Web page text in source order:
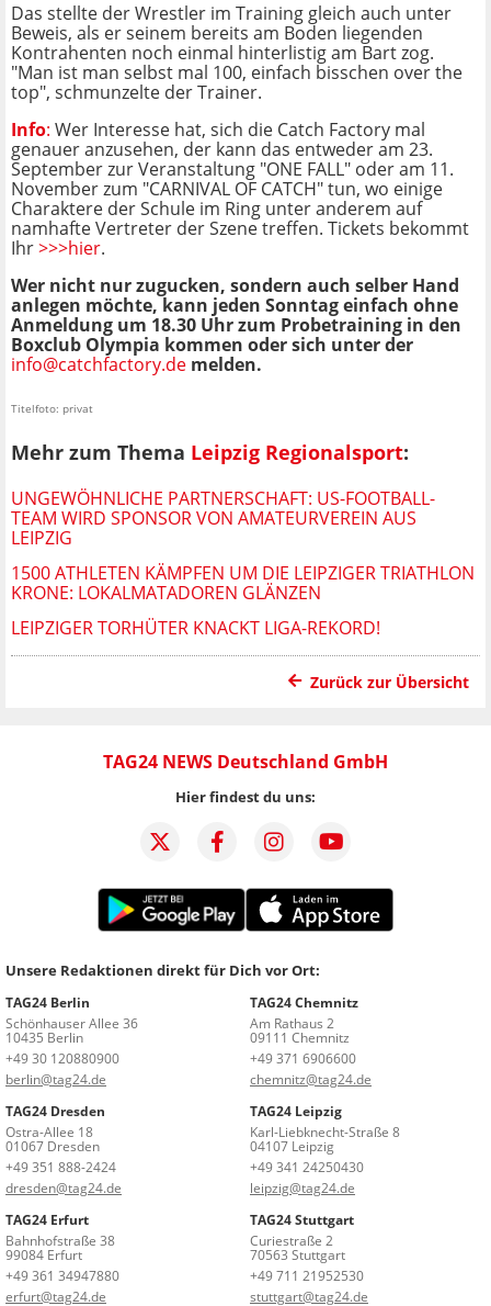
Das stellte der Wrestler im Training gleich auch unter
Beweis, als er seinem bereits am Boden liegenden
Kontrahenten noch einmal hinterlistig am Bart zog.
"Man ist man selbst mal 100, einfach bisschen over the
top", schmunzelte der Trainer.
Info: Wer Interesse hat, sich die Catch Factory mal
genauer anzusehen, der kann das entweder am 23.
September zur Veranstaltung "ONE FALL" oder am 11.
November zum "CARNIVAL OF CATCH" tun, wo einige
Charaktere der Schule im Ring unter anderem auf
namhafte Vertreter der Szene treffen. Tickets bekommt
Ihr>>>hier.
Wer nicht nur zugucken, sondern auch selber Hand
anlegen möchte, kann jeden Sonntag einfach ohne
Anmeldung um 18.30 Uhr zum Probetraining in den
Boxclub Olympia kommen oder sich unter der
info@catchfactory.de melden.
Titelfoto: privat
Mehr zum Thema Leipzig Regionalsport:
UNGEWÖHNLICHE PARTNERSCHAFT: US-FOOTBALL-
TEAM WIRD SPONSOR VON AMATEURVEREIN AUS
LEIPZIG
1500 ATHLETEN KÄMPFEN UM DIE LEIPZIGER TRIATHLON
KRONE: LOKALMATADOREN GLÄNZEN
LEIPZIGER TORHÜTER KNACKT LIGA-REKORD!
Zurück zur Übersicht
TAG24 NEWS Deutschland GmbH
Hier findest du uns:
Unsere Redaktionen direkt für Dich vor Ort:
TAG24 Berlin
Schönhauser Allee 36
10435 Berlin
+49 30 120880900
berlin@tag24.de
TAG24 Chemnitz
Am Rathaus 2
09111 Chemnitz
+49 371 6906600
chemnitz@tag24.de
TAG24 Dresden
Ostra-Allee 18
01067 Dresden
+49 351 888-2424
dresden@tag24.de
TAG24 Leipzig
Karl-Liebknecht-Straße 8
04107 Leipzig
+49 341 24250430
leipzig@tag24.de
TAG24 Erfurt
Bahnhofstraße 38
99084 Erfurt
+49 361 34947880
erfurt@tag24.de
TAG24 Stuttgart
Curiestraße 2
70563 Stuttgart
+49 711 21952530
stuttgart@tag24.de